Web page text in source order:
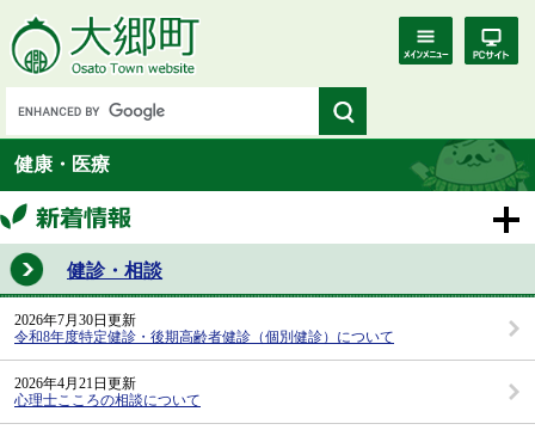
健康・医療
健診・相談
2026年7月30日更新
令和8年度特定健診・後期高齢者健診（個別健診）について
2026年4月21日更新
心理士こころの相談について